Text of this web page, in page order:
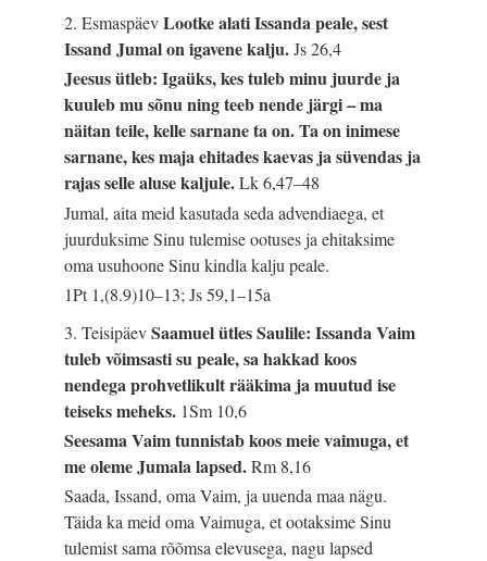
2. EsmaspäevLootke alati Issanda peale, sest
Issand Jumal on igavene kalju.Js 26,4
Jeesus ütleb: Igaüks, kes tuleb minu juurde ja
kuuleb mu sõnu ning teeb nende järgi – ma
näitan teile, kelle sarnane ta on. Ta on inimese
sarnane, kes maja ehitades kaevas ja süvendas ja
rajas selle aluse kaljule.Lk 6,47–48
Jumal, aita meid kasutada seda advendiaega, et
juurduksime Sinu tulemise ootuses ja ehitaksime
oma usuhoone Sinu kindla kalju peale.
1Pt 1,(8.9)10–13; Js 59,1–15a
3. TeisipäevSaamuel ütles Saulile: Issanda Vaim
tuleb võimsasti su peale, sa hakkad koos
nendega prohvetlikult rääkima ja muutud ise
teiseks meheks. 1Sm 10,6
Seesama Vaim tunnistab koos meie vaimuga, et
me oleme Jumala lapsed.Rm 8,16
Saada, Issand, oma Vaim, ja uuenda maa nägu.
Täida ka meid oma Vaimuga, et ootaksime Sinu
tulemist sama rõõmsa elevusega, nagu lapsed